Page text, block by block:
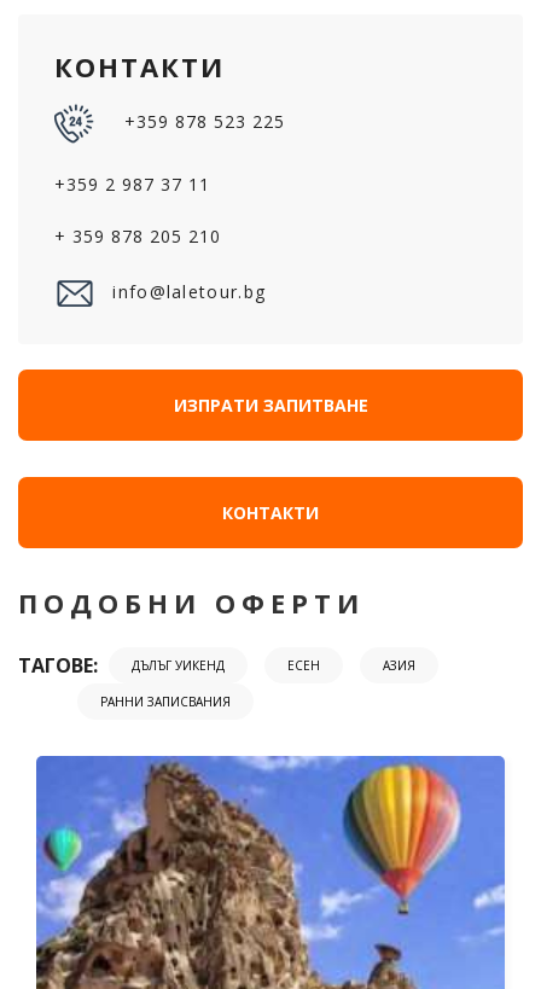
КОНТАКТИ
+359 878 523 225
+359 2 987 37 11
+ 359 878 205 210
info@laletour.bg
ИЗПРАТИ ЗАПИТВАНЕ
КОНТАКТИ
ПОДОБНИ ОФЕРТИ
ТАГОВЕ: ДЪЛЪГ УИКЕНД ЕСЕН АЗИЯ
РАННИ ЗАПИСВАНИЯ